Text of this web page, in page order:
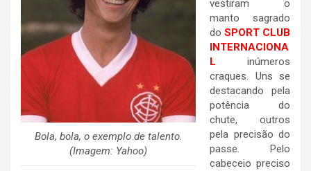
Bola, bola, o exemplo de talento.
(Imagem: Yahoo)
vestiram o
manto sagrado
do SPORT CLUB
INTERNACIONA
L inúmeros
craques. Uns se
destacando pela
potência do
chute, outros
pela precisão do
passe. Pelo
cabeceio preciso